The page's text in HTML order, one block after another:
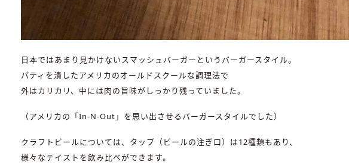
日本ではあまり見かけないスマッシュバーガーというバーガースタイル。
パティを潰したアメリカのオールドスクールな調理法で
外はカリカリ、中には肉の旨味がしっかり残っていました。
（アメリカの「In-N-Out」を思い出させるバーガースタイルでした）
クラフトビールについては、タップ（ビールの注ぎ口）は12種類もあり、
様々なテイストを飲み比べができます。